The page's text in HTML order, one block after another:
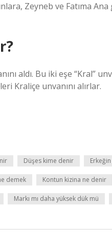
Zeyneb ve Fatıma
aldı. Bu iki eşe “Kral”
Kraliçe unvanını alırlar.
Düşes kime denir
demek Kontun kizina ne denir
Markı mı daha yüksek dük mü